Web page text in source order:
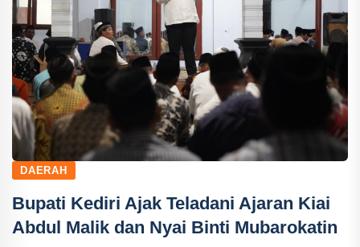
DAERAH
Bupati Kediri Ajak Teladani Ajaran Kiai
Abdul Malik dan Nyai Binti Mubarokatin